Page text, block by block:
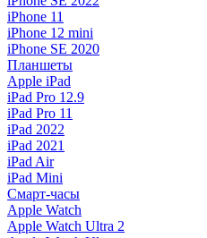
iPhone 11
iPhone 12 mini
iPhone SE 2020
Планшеты
Apple iPad
iPad Pro 12.9
iPad Pro 11
iPad 2022
iPad 2021
iPad Air
iPad Mini
Смарт-часы
Apple Watch
Apple Watch Ultra 2